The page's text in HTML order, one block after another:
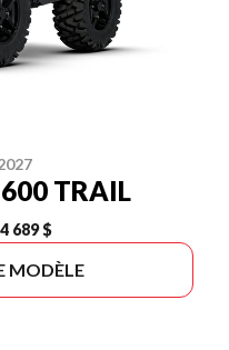
TRAIL
689 $
MODÈLE